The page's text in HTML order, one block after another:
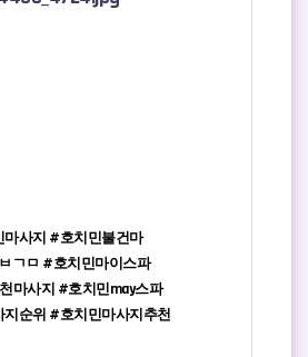
사지 #호치민불건마
ㄱㅁ #호치민마이스파
마사지 #호치민may스파
순위 #호치민마사지추천